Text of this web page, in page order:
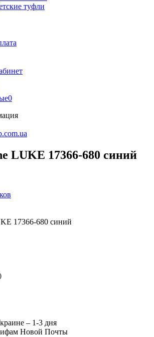
туфли
0
LUKE 17366-680 синий
17366-680 синий
– 1-3 дня
Новой Почты